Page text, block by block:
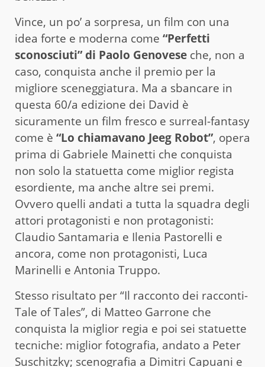
Vince, un po’ a sorpresa, un film con una
idea forte e moderna come “Perfetti
sconosciuti” di Paolo Genovese che, non a
caso, conquista anche il premio per la
migliore sceneggiatura. Ma a sbancare in
questa 60/a edizione dei David è
sicuramente un film fresco e surreal-fantasy
come è “Lo chiamavano Jeeg Robot”, opera
prima di Gabriele Mainetti che conquista
non solo la statuetta come miglior regista
esordiente, ma anche altre sei premi.
Ovvero quelli andati a tutta la squadra degli
attori protagonisti e non protagonisti:
Claudio Santamaria e Ilenia Pastorelli e
ancora, come non protagonisti, Luca
Marinelli e Antonia Truppo.
Stesso risultato per “Il racconto dei racconti-
Tale of Tales”, di Matteo Garrone che
conquista la miglior regia e poi sei statuette
tecniche: miglior fotografia, andato a Peter
Suschitzky; scenografia a Dimitri Capuani e